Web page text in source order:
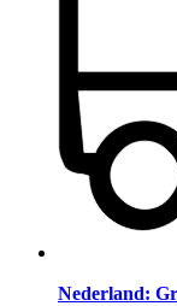
Nederland: